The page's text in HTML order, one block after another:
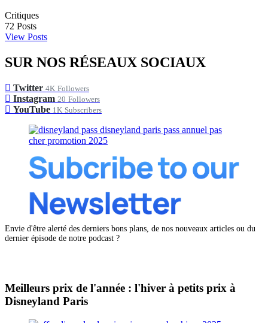
Critiques
72 Posts
View Posts
SUR NOS RÉSEAUX SOCIAUX
Twitter 4K Followers
Instagram 20 Followers
YouTube 1K Subscribers
Envie d'être alerté des derniers bons plans, de nos nouveaux articles ou du
dernier épisode de notre podcast ?
Meilleurs prix de l'année : l'hiver à petits prix à
Disneyland Paris